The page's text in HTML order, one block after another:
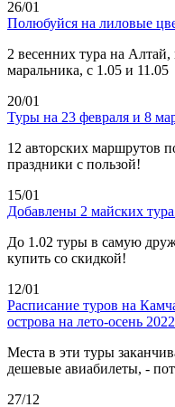
26/01
Полюбуйся на лиловые
2 весенних тура на
маральника, с 1.05 и 11.05
20/01
Туры на 23 февраля и 8
12 авторских маршрутов
праздники с пользой!
15/01
Добавлены 2 майских
До 1.02 туры в самую
купить со скидкой!
12/01
Расписание туров на
острова на лето-осень 2022
Места в эти туры
дешевые авиабилеты, -
27/12